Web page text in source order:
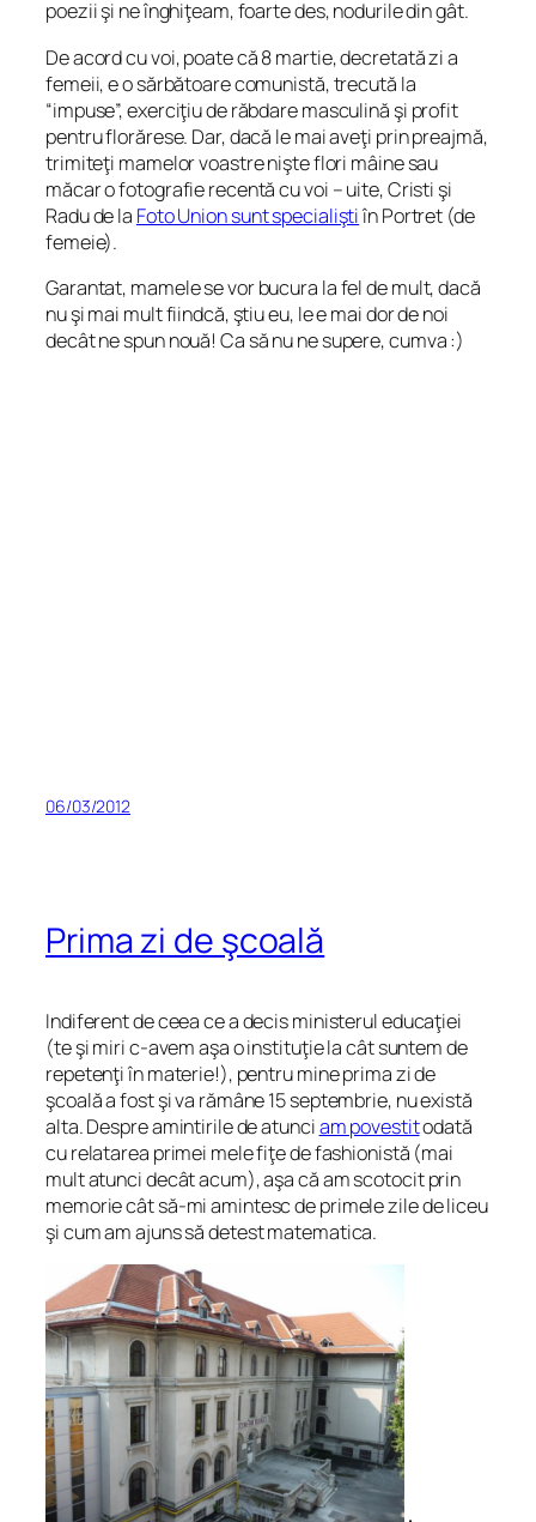
poezii şi ne înghiţeam, foarte des, nodurile din gât.
De acord cu voi, poate că 8 martie, decretată zi a
femeii, e o sărbătoare comunistă, trecută la
“impuse”, exerciţiu de răbdare masculină şi profit
pentru florărese. Dar, dacă le mai aveţi prin preajmă,
trimiteţi mamelor voastre nişte flori mâine sau
măcar o fotografie recentă cu voi – uite, Cristi şi
Radu de la Foto Union sunt specialiştiîn Portret (de
femeie).
Garantat, mamele se vor bucura la fel de mult, dacă
nu şi mai mult fiindcă, ştiu eu, le e mai dor de noi
decât ne spun nouă! Ca să nu ne supere, cumva :)
06/03/2012
Prima zi de şcoală
Indiferent de ceea ce a decis ministerul educaţiei
(te şi miri c-avem aşa o instituţie la cât suntem de
repetenţi în materie!), pentru mine prima zi de
şcoală a fost şi va rămâne 15 septembrie, nu există
alta. Despre amintirile de atunciam povestitodată
cu relatarea primei mele fiţe de fashionistă (mai
mult atunci decât acum), aşa că am scotocit prin
memorie cât să-mi amintesc de primele zile de liceu
şi cum am ajuns să detest matematica.